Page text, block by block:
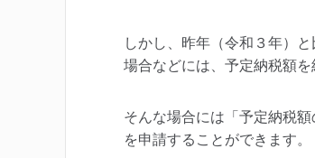
しかし、昨年（令和３年）
場合などには、予定納税額を
そんな場合には「予定納税
を申請することができます。